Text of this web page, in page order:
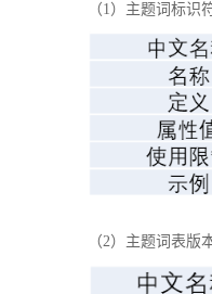
（1）主题词标识
（2）主题词表版